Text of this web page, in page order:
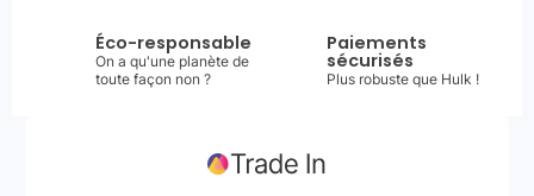
Éco-responsable
On a qu'une planète de
toute façon non ?
Paiements
sécurisés
Plus robuste que Hulk !